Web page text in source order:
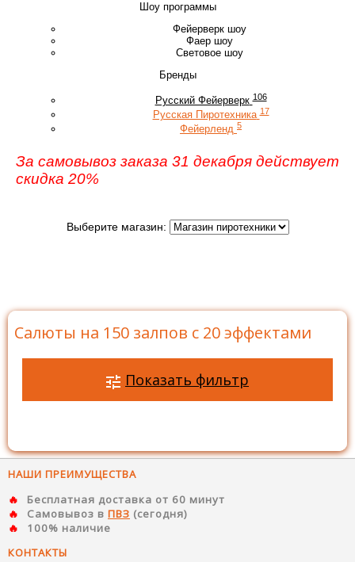
Шоу программы
Фейерверк шоу
Фаер шоу
Световое шоу
Бренды
Русский Фейерверк 106
Русская Пиротехника 17
Фейерленд 5
За самовывоз заказа 31 декабря действует
скидка 20%
Выберите магазин:
Салюты на 150 залпов с 20 эффектами
Показать фильтр
НАШИ ПРЕИМУЩЕСТВА
Бесплатная доставка от 60 минут
Самовывоз в ПВЗ (сегодня)
100% наличие
КОНТАКТЫ